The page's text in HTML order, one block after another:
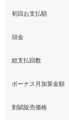
初回お支払額
頭金
総支払回数
ボーナス月加算金額
割賦販売価格